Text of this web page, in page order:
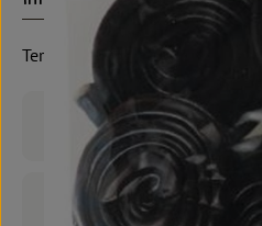
Terra Sana
Produktinformationen
Zutaten